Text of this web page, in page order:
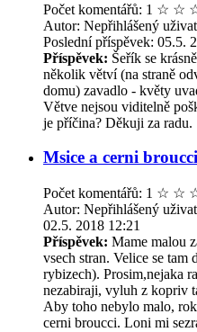
Počet komentářů: 1 ☆ ☆
Autor: Nepřihlášený
Poslední příspěvek: 05.5.
Příspěvek: Šeřík se
několik větví (na straně
domu) zavadlo - květy
Větve nejsou viditelně
je příčina? Děkuji za radu.
Msice a cerni broucci
Počet komentářů: 1 ☆ ☆
Autor: Nepřihlášený
02.5. 2018 12:21
Příspěvek: Mame malou
vsech stran. Velice se tam
rybizech). Prosim,nejaka
nezabiraji, vyluh z kopriv
Aby toho nebylo malo,
cerni broucci. Loni mi